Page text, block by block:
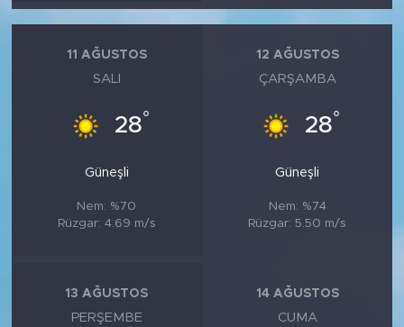
11 AĞUSTOS
SALI
28°
Güneşli
Nem: %70
Rüzgar: 4.69 m/s
12 AĞUSTOS
ÇARŞAMBA
28°
Güneşli
Nem: %74
Rüzgar: 5.50 m/s
13 AĞUSTOS
PERŞEMBE
14 AĞUSTOS
CUMA